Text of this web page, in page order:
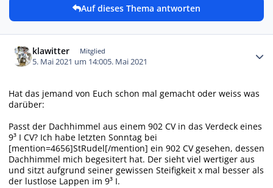
Auf dieses Thema antworten
klawitter Mitglied
5. Mai 2021 um 14:005. Mai 2021
Hat das jemand von Euch schon mal gemacht oder weiss was
darüber:
Passt der Dachhimmel aus einem 902 CV in das Verdeck eines
9³ I CV? Ich habe letzten Sonntag bei
[mention=4656]StRudel[/mention] ein 902 CV gesehen, dessen
Dachhimmel mich begesitert hat. Der sieht viel wertiger aus
und sitzt aufgrund seiner gewissen Steifigkeit x mal besser als
der lustlose Lappen im 9³ I.